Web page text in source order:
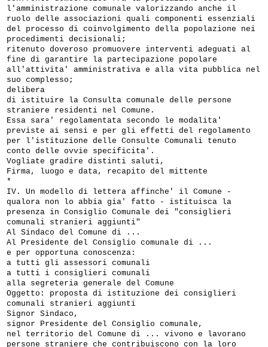
l'amministrazione comunale valorizzando anche il
ruolo delle associazioni quali componenti essenziali
del processo di coinvolgimento della popolazione nei
procedimenti decisionali;
ritenuto doveroso promuovere interventi adeguati al
fine di garantire la partecipazione popolare
all'attivita' amministrativa e alla vita pubblica nel
suo complesso;
delibera
di istituire la Consulta comunale delle persone
straniere residenti nel Comune.
Essa sara' regolamentata secondo le modalita'
previste ai sensi e per gli effetti del regolamento
per l'istituzione delle Consulte Comunali tenuto
conto delle ovvie specificita'.
Vogliate gradire distinti saluti,
Firma, luogo e data, recapito del mittente
*
IV. Un modello di lettera affinche' il Comune -
qualora non lo abbia gia' fatto - istituisca la
presenza in Consiglio Comunale dei "consiglieri
comunali stranieri aggiunti"
Al Sindaco del Comune di ...
Al Presidente del Consiglio comunale di ...
e per opportuna conoscenza:
a tutti gli assessori comunali
a tutti i consiglieri comunali
alla segreteria generale del Comune
Oggetto: proposta di istituzione dei consiglieri
comunali stranieri aggiunti
Signor Sindaco,
signor Presidente del Consiglio comunale,
nel territorio del Comune di ... vivono e lavorano
persone straniere che contribuiscono con la loro